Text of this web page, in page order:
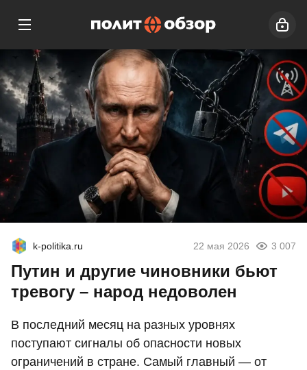
k-politika.ru 22 мая 2026 3 007
Путин и другие чиновники бьют
тревогу – народ недоволен
В последний месяц на разных уровнях
поступают сигналы об опасности новых
ограничений в стране. Самый главный — от